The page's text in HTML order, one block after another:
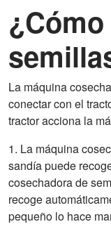
La máquina
conectar con el
tractor acciona la
1. La máquina
sandía puede
cosechadora de
recoge
pequeño lo hace